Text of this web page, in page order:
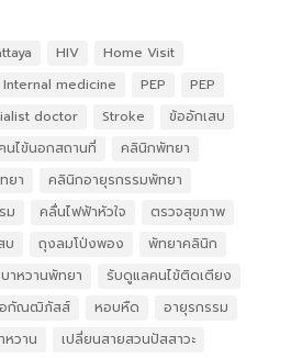
HIV
Home Visit
Internal medicine PEP
PEP
doctor Stroke
ข้ออักเสบ
นไข้นอกสถานที่
คลินิกพัทยา
ยา
คลินิกอายุรกรรมพัทยา
ม
คลื่นไฟฟ้าหัวใจ
ตรวจสุขภาพ
บ ถุงลมโป่งพอง
พัทยาคลินิก
บาหวานพัทยา
รับดูแลคนไข้ติดเตียง
กัณฒิภัสส์ หอบหืด
อายุรกรรม
หวาน
เปลี่ยนสายสวนปัสสาวะ